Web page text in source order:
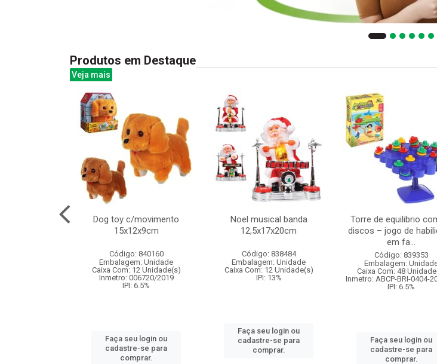
Produtos em Destaque
Veja mais
Dog toy c/movimento
15x12x9cm
Código: 840160
Embalagem: Unidade
Caixa Com: 12 Unidade(s)
Inmetro: 006720/2019
IPI: 6.5%
Faça seu login ou
cadastre-se para
comprar.
Noel musical banda
12,5x17x20cm
Código: 838484
Embalagem: Unidade
Caixa Com: 12 Unidade(s)
IPI: 13%
Faça seu login ou
cadastre-se para
comprar.
Torre de equilibrio
discos – jogo de
em fa...
Código: 839353
Embalagem:
Caixa Com: 48
Inmetro: ABCP-BRI-0404-
IPI: 6.5%
Faça seu login ou
cadastre-se para
comprar.